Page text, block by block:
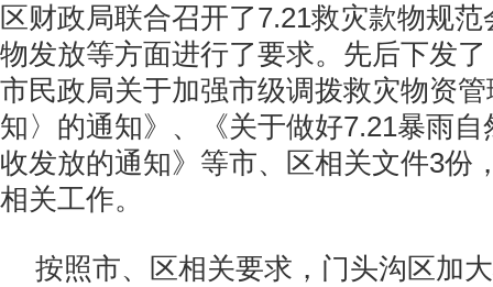
区财政局联合召开了7.21救灾款物规
物发放等方面进行了要求。先后下发
市民政局关于加强市级调拨救灾物资
知〉的通知》、《关于做好7.21暴雨
收发放的通知》等市、区相关文件3份
相关工作。
按照市、区相关要求，门头沟区加